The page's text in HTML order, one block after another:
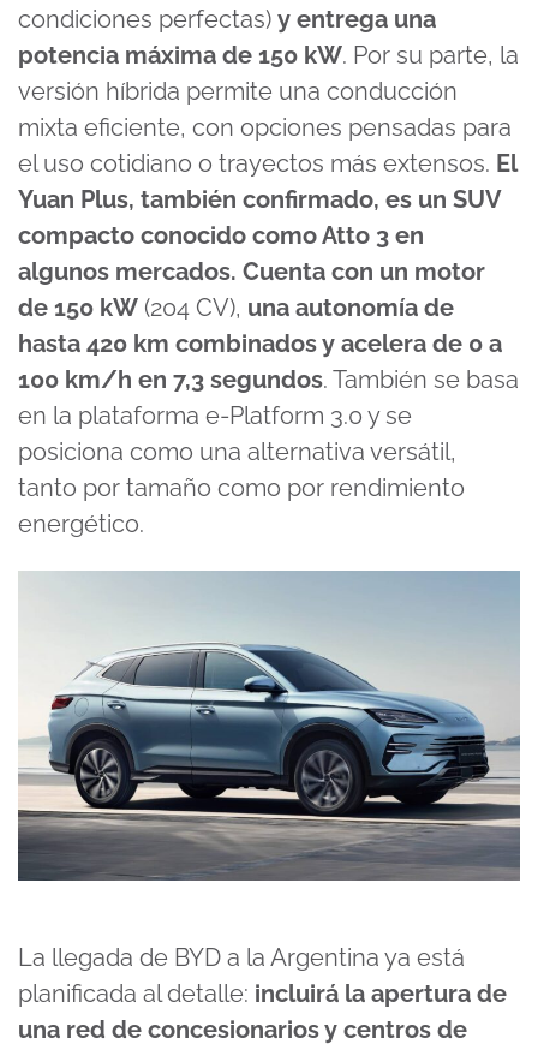
condiciones perfectas) y entrega una
potencia máxima de 150 kW. Por su parte, la
versión híbrida permite una conducción
mixta eficiente, con opciones pensadas para
el uso cotidiano o trayectos más extensos. El
Yuan Plus, también confirmado, es un SUV
compacto conocido como Atto 3 en
algunos mercados. Cuenta con un motor
de 150 kW (204 CV), una autonomía de
hasta 420 km combinados y acelera de 0 a
100 km/h en 7,3 segundos. También se basa
en la plataforma e-Platform 3.0 y se
posiciona como una alternativa versátil,
tanto por tamaño como por rendimiento
energético.
La llegada de BYD a la Argentina ya está
planificada al detalle: incluirá la apertura de
una red de concesionarios y centros de